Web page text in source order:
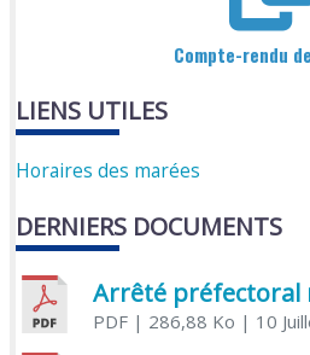
Compte-rendu
LIENS UTILES
Horaires des marées
DERNIERS DOCUMENTS
PDF| 286,88 Ko | 10